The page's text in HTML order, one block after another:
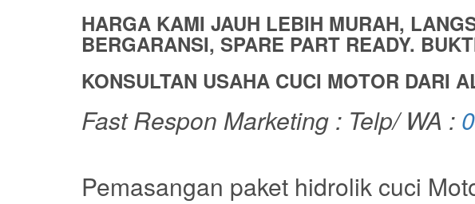
HARGA KAMI JAUH LEBIH MURAH,
BERGARANSI, SPARE PART READY.
KONSULTAN USAHA CUCI MOTOR DARI
Fast Respon Marketing : Telp/ WA :
Pemasangan paket hidrolik cuci